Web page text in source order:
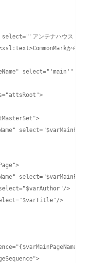
アンテナハウス'"
から
select="'main'" />
>
>